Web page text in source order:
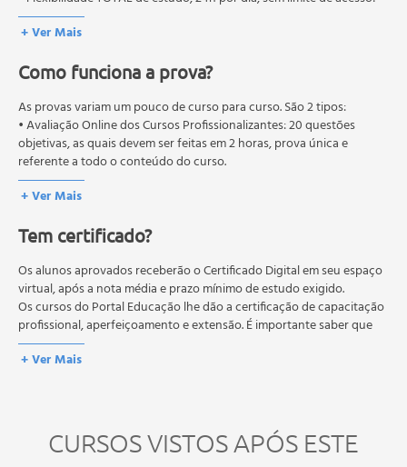
+ Ver Mais
Como funciona a prova?
As provas variam um pouco de curso para curso. São 2 tipos:
• Avaliação Online dos Cursos Profissionalizantes: 20 questões
objetivas, as quais devem ser feitas em 2 horas, prova única e
referente a todo o conteúdo do curso.
• Avaliação Online dos Cursos Livres: 10 questões objetivas, as quais
devem ser feitas em 1 hora, prova única e referente a todo o
Os estudos, atividades e avaliações devem ser feitos dentro do
A média final deve ser igual ou superior a 60%para a conclusão e
recebimento do certificado digital do curso. Em caso de reprovação,
o aluno poderá realizar novamente a prova dentro do período do
curso quantas vezes desejar. Os cursos gratuitos não possuem nova
prova, atividades reflexivas e descritivas.
+ Ver Mais
Tem certificado?
Os alunos aprovados receberão o Certificado Digital em seu espaço
virtual, após a nota média e prazo mínimo de estudo exigido.
Os cursos do Portal Educação lhe dão a certificação de capacitação
profissional, aperfeiçoamento e extensão. É importante saber que
esses títulos não se equivalem às certificações de cursos técnicos ou
de formação escolar, e não dão o direito de assumir
+ Ver Mais
CURSOS VISTOS APÓS ESTE